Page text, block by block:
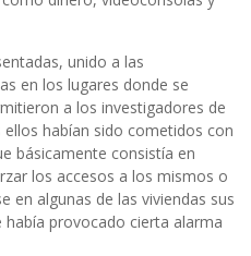
unido a las
en los lugares donde se
a los investigadores de
habían sido cometidos con
básicamente consistía en
los accesos a los mismos o
en algunas de las viviendas sus
había provocado cierta alarma